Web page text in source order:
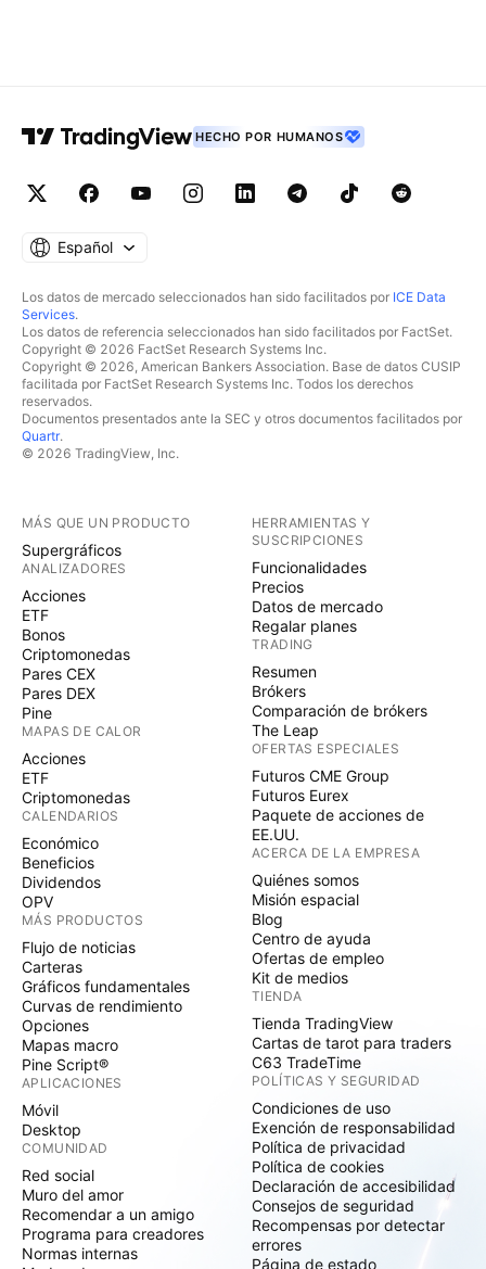
HECHO POR HUMANOS
Español
Los datos de mercado seleccionados han sido facilitados por ICE Data
Services.
Los datos de referencia seleccionados han sido facilitados por FactSet.
Copyright © 2026 FactSet Research Systems Inc.
Copyright © 2026, American Bankers Association. Base de datos CUSIP
facilitada por FactSet Research Systems Inc. Todos los derechos
reservados.
Documentos presentados ante la SEC y otros documentos facilitados por
Quartr.
© 2026 TradingView, Inc.
MÁS QUE UN PRODUCTO
Supergráficos
ANALIZADORES
Acciones
ETF
Bonos
Criptomonedas
Pares CEX
Pares DEX
Pine
MAPAS DE CALOR
Acciones
ETF
Criptomonedas
CALENDARIOS
Económico
Beneficios
Dividendos
OPV
MÁS PRODUCTOS
Flujo de noticias
Carteras
Gráficos fundamentales
Curvas de rendimiento
Opciones
Mapas macro
Pine Script®
APLICACIONES
Móvil
Desktop
COMUNIDAD
Red social
Muro del amor
Recomendar a un amigo
Programa para creadores
Normas internas
HERRAMIENTAS Y
SUSCRIPCIONES
Funcionalidades
Precios
Datos de mercado
Regalar planes
TRADING
Resumen
Brókers
Comparación de brókers
The Leap
OFERTAS ESPECIALES
Futuros CME Group
Futuros Eurex
Paquete de acciones de
EE.UU.
ACERCA DE LA EMPRESA
Quiénes somos
Misión espacial
Blog
Centro de ayuda
Ofertas de empleo
Kit de medios
TIENDA
Tienda TradingView
Cartas de tarot para traders
C63 TradeTime
POLÍTICAS Y SEGURIDAD
Condiciones de uso
Exención de responsabilidad
Política de privacidad
Política de cookies
Declaración de accesibilidad
Consejos de seguridad
Recompensas por detectar
errores
Página de estado